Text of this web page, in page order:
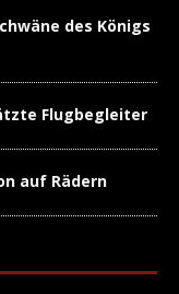
des Königs
Flugbegleiter
auf Rädern